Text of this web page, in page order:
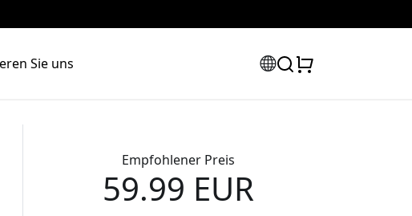
Sie uns
Empfohlener Preis
59.99 EUR